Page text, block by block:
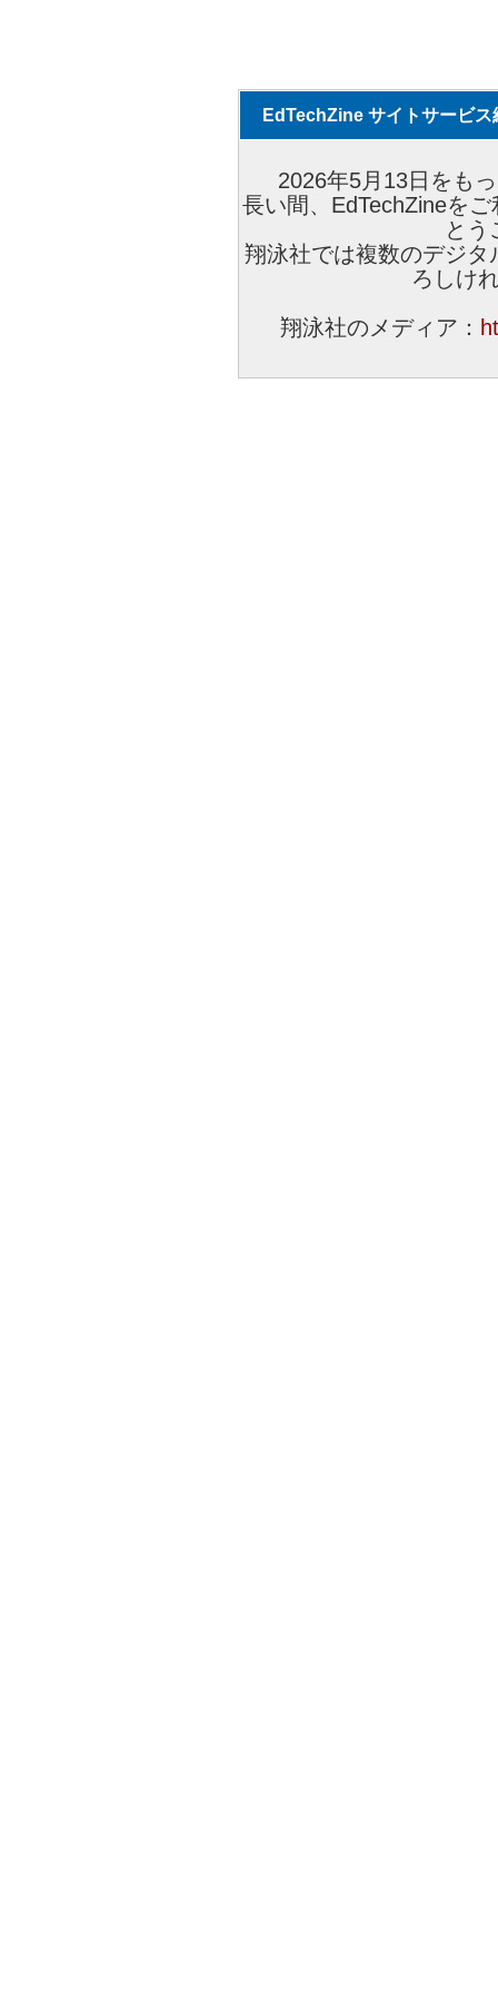
EdTechZine サイトサービス
2026年5月13日をも
長い間、EdTechZineを
とう
翔泳社では複数のデジ
ろしけ
翔泳社のメディア：